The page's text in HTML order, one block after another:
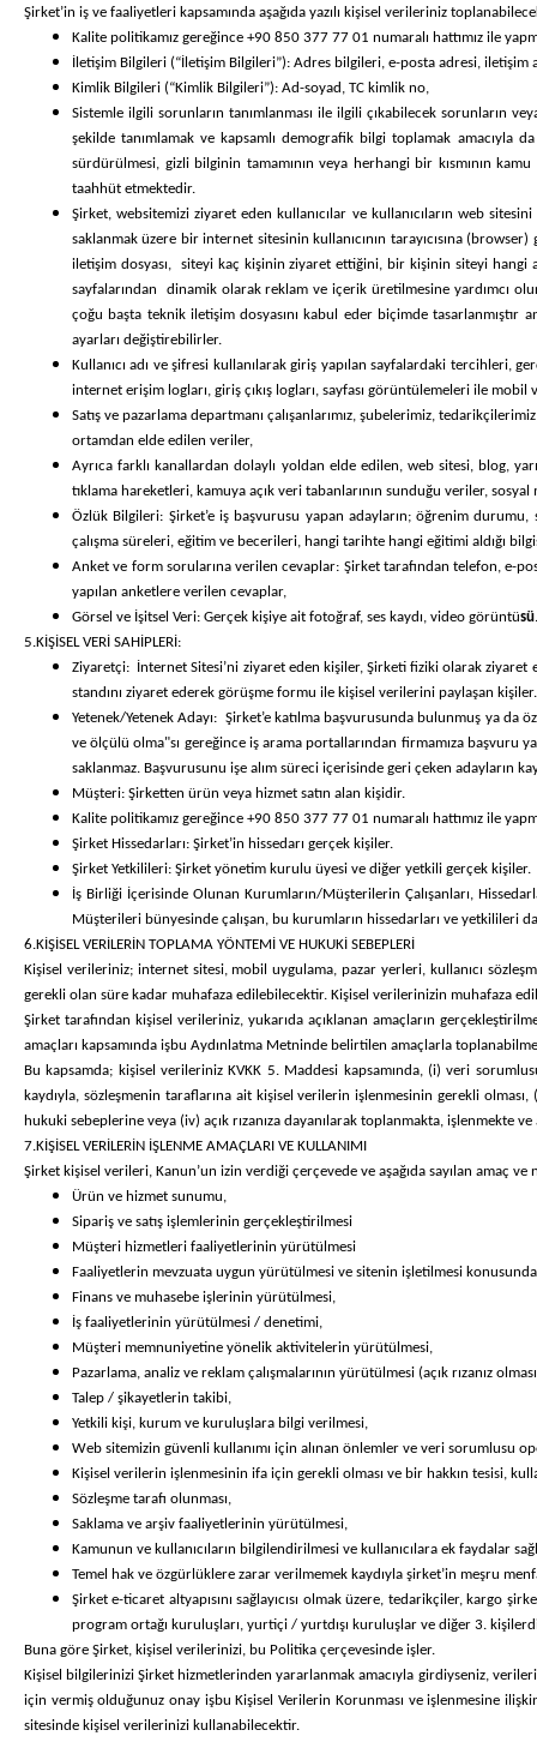
Şirket’in iş ve faaliyetleri kapsamında aşağıda yazılı kişisel verileriniz
Kalite politikamız gereğince +90 850 377 77 01 numaralı hattımız ile
İletişim Bilgileri (“İletişim Bilgileri”): Adres bilgileri, e-posta adresi, iletişim
Kimlik Bilgileri (“Kimlik Bilgileri”): Ad-soyad, TC kimlik no,
Sistemle ilgili sorunların tanımlanması ile ilgili çıkabilecek sorunların
şekilde tanımlamak ve kapsamlı demografik bilgi toplamak amacıyla
sürdürülmesi, gizli bilginin tamamının veya herhangi bir kısmının
taahhüt etmektedir.
Şirket, websitemizi ziyaret eden kullanıcılar ve kullanıcıların web
saklanmak üzere bir internet sitesinin kullanıcının tarayıcısına
iletişim dosyası, siteyi kaç kişinin ziyaret ettiğini, bir kişinin siteyi hangi
sayfalarından dinamik olarak reklam ve içerik üretilmesine yardımcı
çoğu başta teknik iletişim dosyasını kabul eder biçimde tasarlanmıştır
ayarları değiştirebilirler.
Kullanıcı adı ve şifresi kullanılarak giriş yapılan sayfalardaki tercihleri,
internet erişim logları, giriş çıkış logları, sayfası görüntülemeleri ile
Satış ve pazarlama departmanı çalışanlarımız, şubelerimiz,
ortamdan elde edilen veriler,
Ayrıca farklı kanallardan dolaylı yoldan elde edilen, web sitesi, blog,
tıklama hareketleri, kamuya açık veri tabanlarının sunduğu veriler,
Özlük Bilgileri: Şirket’e iş başvurusu yapan adayların; öğrenim
çalışma süreleri, eğitim ve becerileri, hangi tarihte hangi eğitimi aldığı
Anket ve form sorularına verilen cevaplar: Şirket tarafından telefon, e-
yapılan anketlere verilen cevaplar,
Görsel ve İşitsel Veri: Gerçek kişiye ait fotoğraf, ses kaydı, video görüntüsü.
5.KİŞİSEL VERİ SAHİPLERİ:
Ziyaretçi: İnternet Sitesi’ni ziyaret eden kişiler, Şirketi fiziki olarak
standını ziyaret ederek görüşme formu ile kişisel verilerini paylaşan kişiler.
Yetenek/Yetenek Adayı: Şirket’e katılma başvurusunda bulunmuş ya da
ve ölçülü olma"sı gereğince iş arama portallarından firmamıza başvuru
saklanmaz. Başvurusunu işe alım süreci içerisinde geri çeken adayların
Müşteri: Şirketten ürün veya hizmet satın alan kişidir.
Kalite politikamız gereğince +90 850 377 77 01 numaralı hattımız ile
Şirket Hissedarları: Şirket’in hissedarı gerçek kişiler.
Şirket Yetkilileri: Şirket yönetim kurulu üyesi ve diğer yetkili gerçek kişiler.
İş Birliği İçerisinde Olunan Kurumların/Müşterilerin Çalışanları,
Müşterileri bünyesinde çalışan, bu kurumların hissedarları ve yetkilileri
6.KİŞİSEL VERİLERİN TOPLAMA YÖNTEMİ VE HUKUKİ SEBEPLERİ
Kişisel verileriniz; internet sitesi, mobil uygulama, pazar yerleri, kullanıcı
gerekli olan süre kadar muhafaza edilebilecektir. Kişisel verilerinizin muhafaza
Şirket tarafından kişisel verileriniz, yukarıda açıklanan amaçların
amaçları kapsamında işbu Aydınlatma Metninde belirtilen amaçlarla
Bu kapsamda; kişisel verileriniz KVKK 5. Maddesi kapsamında, (i) veri
kaydıyla, sözleşmenin taraflarına ait kişisel verilerin işlenmesinin gerekli
hukuki sebeplerine veya (iv) açık rızanıza dayanılarak toplanmakta, işlenmekte
7.KİŞİSEL VERİLERİN İŞLENME AMAÇLARI VE KULLANIMI
Şirket kişisel verileri, Kanun’un izin verdiği çerçevede ve aşağıda sayılan amaç
Ürün ve hizmet sunumu,
Sipariş ve satış işlemlerinin gerçekleştirilmesi
Müşteri hizmetleri faaliyetlerinin yürütülmesi
Faaliyetlerin mevzuata uygun yürütülmesi ve sitenin işletilmesi
Finans ve muhasebe işlerinin yürütülmesi,
İş faaliyetlerinin yürütülmesi / denetimi,
Müşteri memnuniyetine yönelik aktivitelerin yürütülmesi,
Pazarlama, analiz ve reklam çalışmalarının yürütülmesi (açık rızanız
Talep / şikayetlerin takibi,
Yetkili kişi, kurum ve kuruluşlara bilgi verilmesi,
Web sitemizin güvenli kullanımı için alınan önlemler ve veri sorumlusu
Kişisel verilerin işlenmesinin ifa için gerekli olması ve bir hakkın tesisi,
Sözleşme tarafı olunması,
Saklama ve arşiv faaliyetlerinin yürütülmesi,
Kamunun ve kullanıcıların bilgilendirilmesi ve kullanıcılara ek faydalar
Temel hak ve özgürlüklere zarar verilmemek kaydıyla şirket’in meşru
Şirket e-ticaret altyapısını sağlayıcısı olmak üzere, tedarikçiler, kargo
program ortağı kuruluşları, yurtiçi / yurtdışı kuruluşlar ve diğer 3.
Buna göre Şirket, kişisel verilerinizi, bu Politika çerçevesinde işler.
Kişisel bilgilerinizi Şirket hizmetlerinden yararlanmak amacıyla girdiyseniz,
için vermiş olduğunuz onay işbu Kişisel Verilerin Korunması ve işlenmesine
sitesinde kişisel verilerinizi kullanabilecektir.